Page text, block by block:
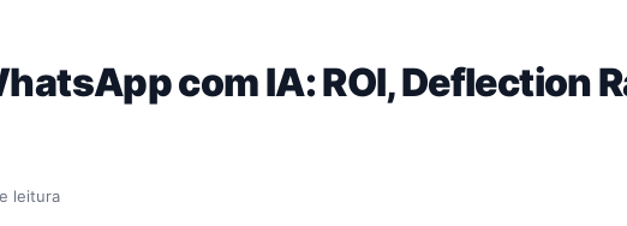
com IA: ROI, Deflection
leitura